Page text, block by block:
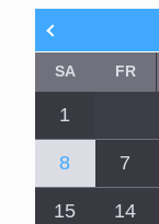
FR
SA
1
7
8
14
15